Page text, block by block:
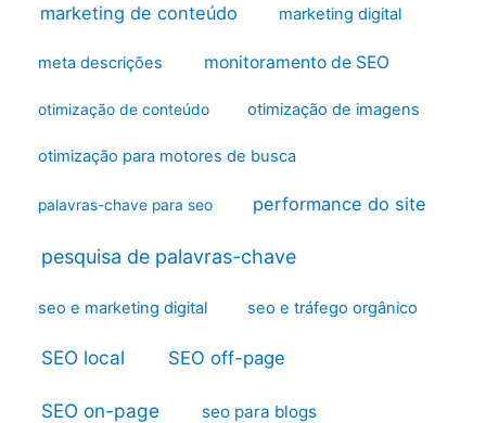
marketing de conteúdo marketing digital
meta descrições monitoramento de SEO
otimização de conteúdo otimização de imagens
otimização para motores de busca
palavras-chave para seo performance do site
pesquisa de palavras-chave
seo e marketing digital seo e tráfego orgânico
SEO local SEO off-page
SEO on-page seo para blogs